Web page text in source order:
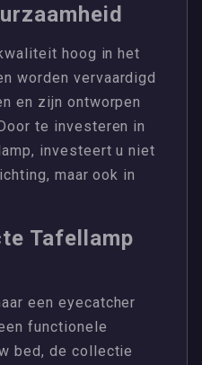
hoog in het
worden vervaardigd
en zijn ontworpen
te investeren in
investeert u niet
maar ook in
Tafellamp
een eyecatcher
functionele
bed, de collectie